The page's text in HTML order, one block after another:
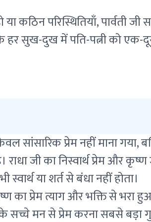
कठिन परिस्थितियाँ, पार्वती
हर सुख-दुख में पति-पत्नी को एक-
सांसारिक प्रेम नहीं माना गया,
राधा जी का निस्वार्थ प्रेम और
या शर्त से बंधा नहीं होता।
का प्रेम त्याग और भक्ति से भरा
के सच्चे मन से प्रेम करना सबसे बड़ा